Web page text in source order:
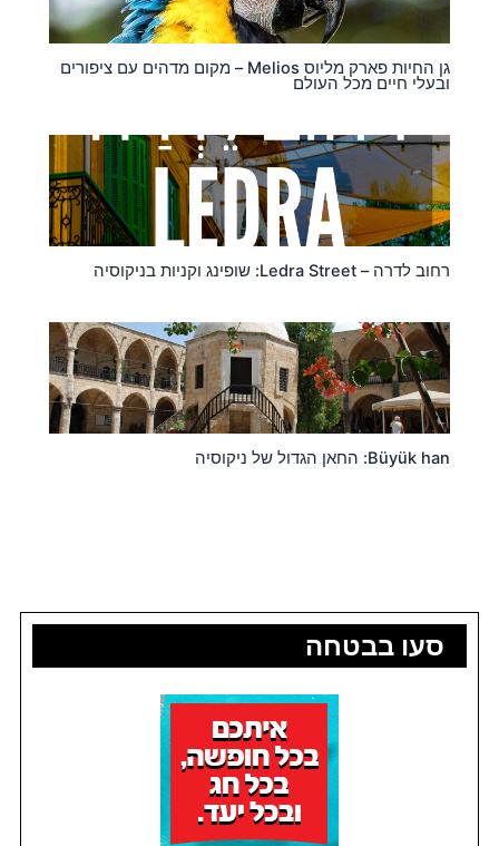
סעו בבטחה
גן החיות פארק מליוס Melios – מקום מדהים עם ציפורים
ובעלי חיים מכל העולם
רחוב לדרה – Ledra Street: שופינג וקניות בניקוסיה
Büyük han: החאן הגדול של ניקוסיה